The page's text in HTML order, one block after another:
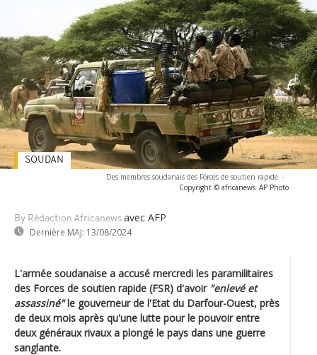
Des membres soudanais des Forces de soutien rapide -
Copyright © africanews AP Photo
By Rédaction Africanews avec AFP
Dernière MAJ: 13/08/2024
SOUDAN
L'armée soudanaise a accusé mercredi les paramilitaires
des Forces de soutien rapide (FSR) d'avoir "enlevé et
assassiné"le gouverneur de l'Etat du Darfour-Ouest, près
de deux mois après qu'une lutte pour le pouvoir entre
deux généraux rivaux a plongé le pays dans une guerre
sanglante.